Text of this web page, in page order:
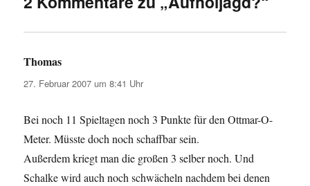
Thomas
27. Februar 2007 um 8:41 Uhr
Bei noch 11 Spieltagen noch 3 Punkte für den Ottmar-O-
Meter. Müsste doch noch schaffbar sein.
Außerdem kriegt man die großen 3 selber noch. Und
Schalke wird auch noch schwächeln nachdem bei denen